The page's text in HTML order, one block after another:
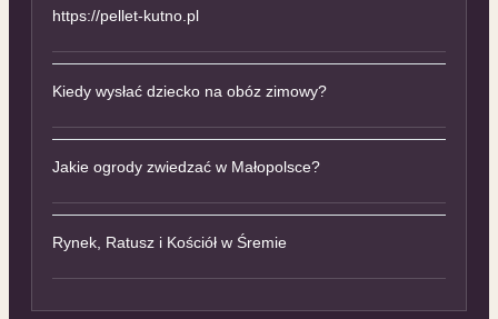
https://pellet-kutno.pl
Kiedy wysłać dziecko na obóz zimowy?
Jakie ogrody zwiedzać w Małopolsce?
Rynek, Ratusz i Kościół w Śremie